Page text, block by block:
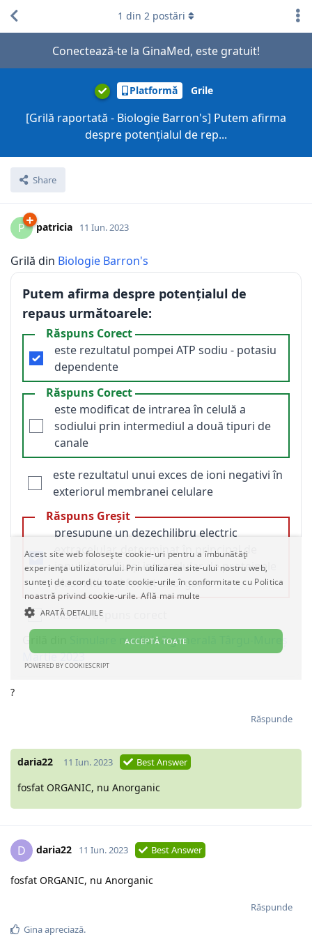
Conectează-te la GinaMed, este gratuit!
Platformă Grile
[Grilă raportată - Biologie Barron's] Putem afirma
despre potențialul de rep...
Share
1 din 2 postări
P patricia 11 Iun. 2023
?
Răspunde
daria22 11 Iun. 2023 Best Answer
fosfat ORGANIC, nu Anorganic
D daria22 11 Iun. 2023 Best Answer
fosfat ORGANIC, nu Anorganic
Răspunde
Ginaapreciază.